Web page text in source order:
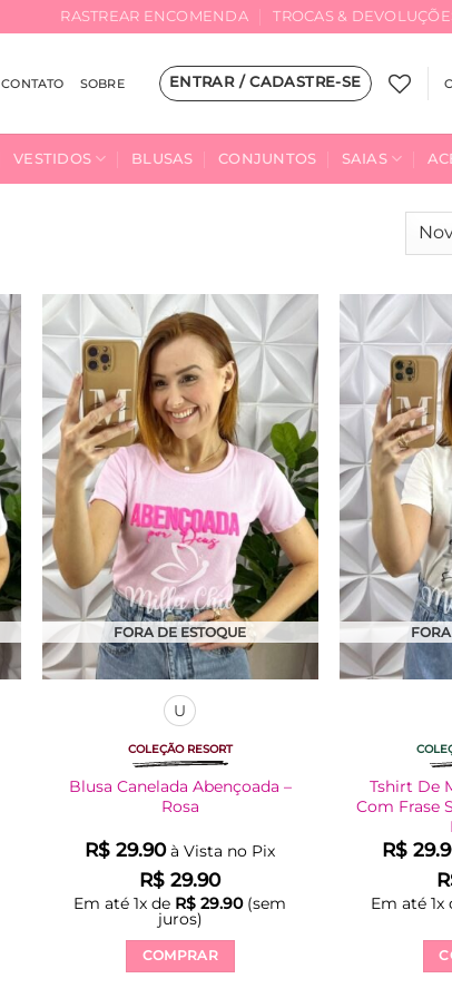
RASTREAR ENCOMENDA TROCAS &
CONTATO SOBRE ENTRAR / CADASTRE-SE
VESTIDOS BLUSAS CONJUNTOS SAIAS
FORA DE ESTOQUE
U
COLEÇÃO RESORT
Blusa Canelada Abençoada –
Rosa
R$ 29.90 à Vista no Pix
R$ 29.90
Em até1x de R$ 29.90(sem
juros)
COMPRAR
Tshirt De
Com Frase
R$
Em até1x